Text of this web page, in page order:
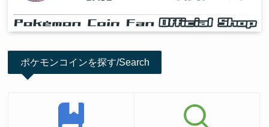
ポケモンコインを探す/Search